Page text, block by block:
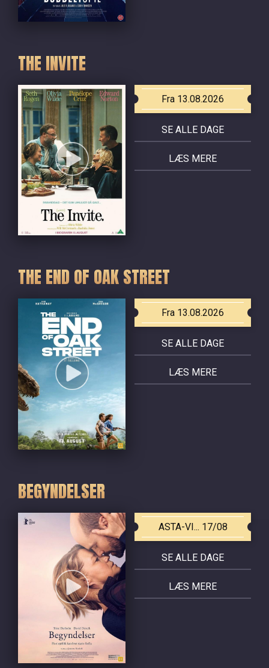
THE INVITE
Fra 13.08.2026
SE ALLE DAGE
LÆS MERE
THE END OF OAK STREET
Fra 13.08.2026
SE ALLE DAGE
LÆS MERE
BEGYNDELSER
ASTA-VI... 17/08
SE ALLE DAGE
LÆS MERE